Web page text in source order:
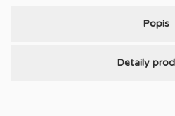
Popis
Detaily